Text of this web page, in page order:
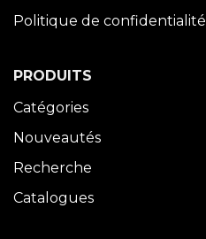
Politique de confidentialité
PRODUITS
Catégories
Nouveautés
Recherche
Catalogues